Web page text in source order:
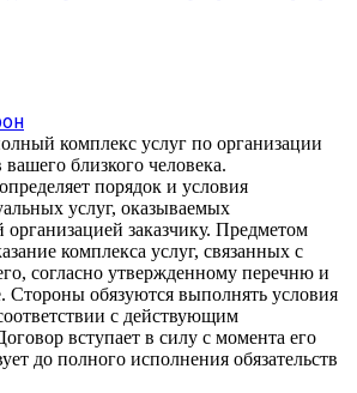
комплекс услуг по организации
близкого человека.
порядок и условия
услуг, оказываемых
заказчику. Предметом
комплекса услуг, связанных с
согласно утвержденному перечню и
Стороны обязуются выполнять условия
с действующим
вступает в силу с момента его
до полного исполнения обязательств